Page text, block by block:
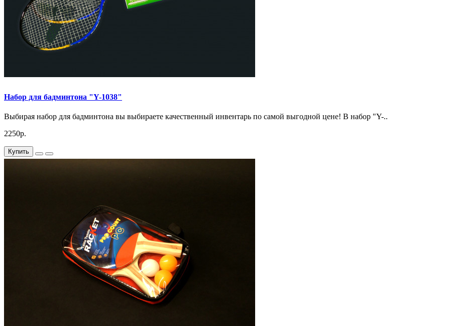
Набор для бадминтона "Y-1038"
Выбирая набор для бадминтона вы выбираете качественный инвентарь по самой выгодной цене! В набор "Y-..
2250р.
Купить